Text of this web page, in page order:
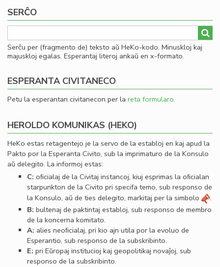
SERĈO
Serĉu per (fragmento de) teksto aŭ HeKo-kodo. Minuskloj kaj
majuskloj egalas. Esperantaj literoj ankaŭ en x-formato.
ESPERANTA CIVITANECO
Petu la esperantan civitanecon per la reta formularo.
HEROLDO KOMUNIKAS (HEKO)
HeKo estas retagentejo je la servo de la establoj en kaj apud la
Pakto por la Esperanta Civito, sub la imprimaturo de la Konsulo
aŭ delegito. La informoj estas:
C: oﬁcialaj de la Civitaj instancoj, kiuj esprimas la oﬁcialan
starpunkton de la Civito pri specifa temo, sub responso de
la Konsulo, aŭ de ties delegito, markitaj per la simbolo
.
B: bultenaj de paktintaj establoj, sub responso de membro
de la koncerna komitato.
A: alies neoﬁcialaj, pri kio ajn utila por la evoluo de
Esperantio, sub responso de la subskribinto.
E: pri Eŭropaj institucioj kaj geopolitikaj novaĵoj, sub
responso de la subskribinto.